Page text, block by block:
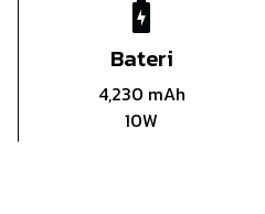
Bateri
4,230 mAh
10W